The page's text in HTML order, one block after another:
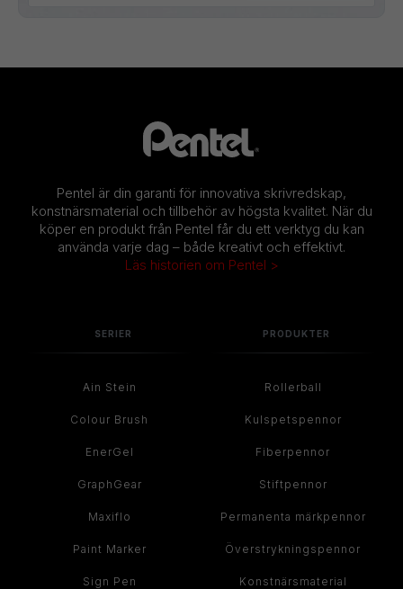
Pentel är din garanti för innovativa skrivredskap,
konstnärsmaterial och tillbehör av högsta kvalitet. När du
köper en produkt från Pentel får du ett verktyg du kan
använda varje dag – både kreativt och effektivt.
Läs historien om Pentel >
SERIER
Ain Stein
Colour Brush
EnerGel
GraphGear
Maxiflo
Paint Marker
Sign Pen
PRODUKTER
Rollerball
Kulspetspennor
Fiberpennor
Stiftpennor
Permanenta märkpennor
Överstrykningspennor
Konstnärsmaterial